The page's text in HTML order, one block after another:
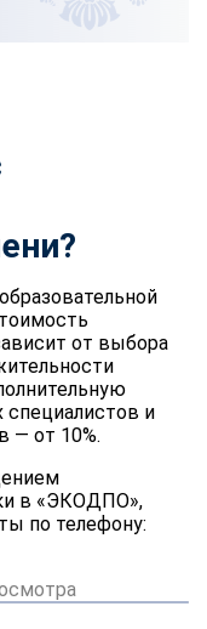
от выбора
специалистов и
— от 10%.
в «ЭКОДПО»,
по телефону: